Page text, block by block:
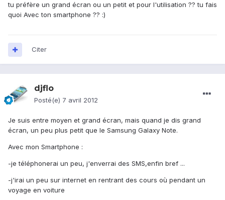
tu préfère un grand écran ou un petit et pour l'utilisation ?? tu fais
quoi Avec ton smartphone ?? :)
Citer
djflo
Posté(e) 7 avril 2012
Je suis entre moyen et grand écran, mais quand je dis grand
écran, un peu plus petit que le Samsung Galaxy Note.
Avec mon Smartphone :
-je téléphonerai un peu, j'enverrai des SMS,enfin bref ...
-j'irai un peu sur internet en rentrant des cours où pendant un
voyage en voiture